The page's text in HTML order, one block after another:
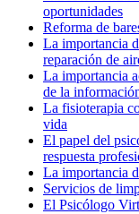
oportunidades
Reforma de
La importancia
reparación de
La importancia
de la
La fisioterapia
vida
El papel del
respuesta
La importancia
Servicios de
El Psicólogo